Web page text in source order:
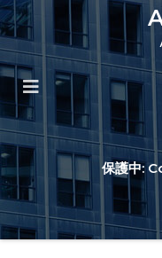
保護中: